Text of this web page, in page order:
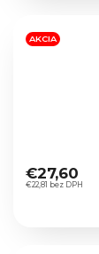
hviezdičiek.
AKCIA
hodnotenie
produktu
€22,81 bez DPH
€27,60